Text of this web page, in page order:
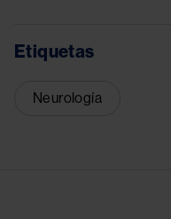
Etiquetas
Neurología